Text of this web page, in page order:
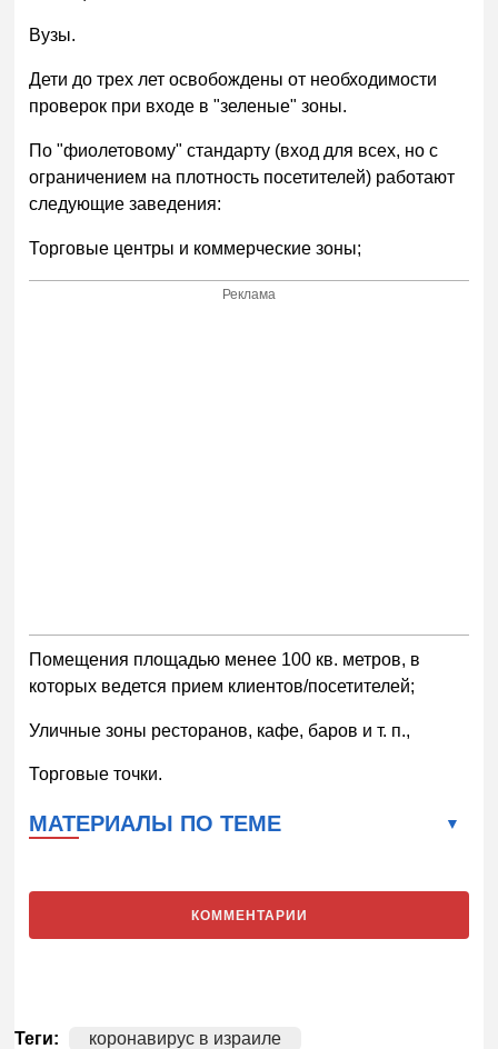
Вузы.
Дети до трех лет освобождены от необходимости
проверок при входе в "зеленые" зоны.
По "фиолетовому" стандарту (вход для всех, но с
ограничением на плотность посетителей) работают
следующие заведения:
Торговые центры и коммерческие зоны;
Реклама
Помещения площадью менее 100 кв. метров, в
которых ведется прием клиентов/посетителей;
Уличные зоны ресторанов, кафе, баров и т. п.,
Торговые точки.
МАТЕРИАЛЫ ПО ТЕМЕ
КОММЕНТАРИИ
Теги:
коронавирус в израиле